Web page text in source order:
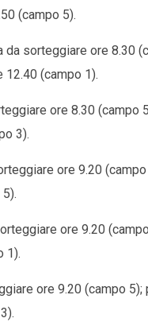
(campo 5).
da sorteggiare ore 8.30
12.40 (campo 1).
ore 8.30 (campo
3).
ore 9.20
ore 9.20
1).
ore 9.20 (campo